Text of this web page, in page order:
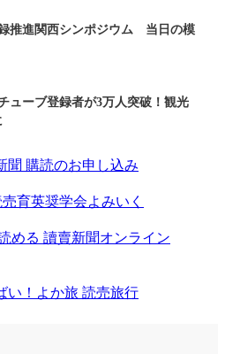
推進関西シンポジウム 当日の模
ューブ登録者が3万人突破！観光